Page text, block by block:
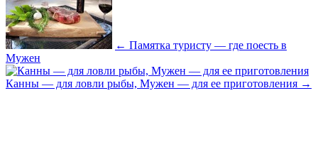
← Памятка туристу — где поесть в
Мужен
Канны — для ловли рыбы, Мужен — для ее приготовления →